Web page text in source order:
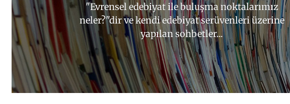
"Evrensel edebiyat ile buluşma noktalarımız
neler?"dir ve kendi edebiyat serüvenleri üzerine
yapılan sohbetler...